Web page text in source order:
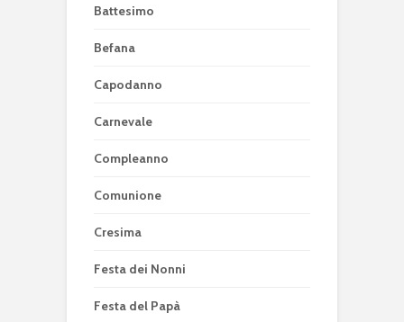
Battesimo
Befana
Capodanno
Carnevale
Compleanno
Comunione
Cresima
Festa dei Nonni
Festa del Papà